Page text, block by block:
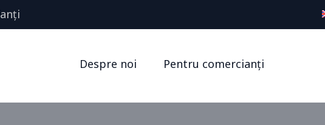
Despre noi Pentru comercianți